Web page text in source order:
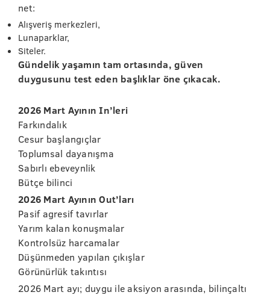
net:
Alışveriş merkezleri,
Lunaparklar,
Siteler.
Gündelik yaşamın tam ortasında, güven
duygusunu test eden başlıklar öne çıkacak.
2026 Mart Ayının In’leri
Farkındalık
Cesur başlangıçlar
Toplumsal dayanışma
Sabırlı ebeveynlik
Bütçe bilinci
2026 Mart Ayının Out’ları
Pasif agresif tavırlar
Yarım kalan konuşmalar
Kontrolsüz harcamalar
Düşünmeden yapılan çıkışlar
Görünürlük takıntısı
2026 Mart ayı; duygu ile aksiyon arasında, bilinçaltı